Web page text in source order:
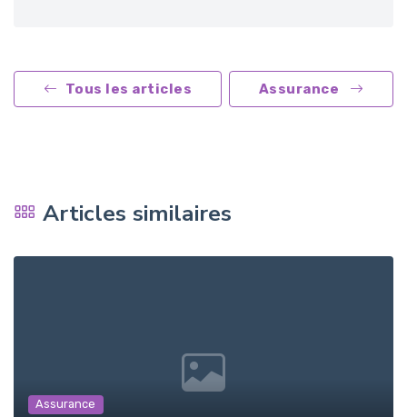
Tous les articles Assurance
Articles similaires
Assurance